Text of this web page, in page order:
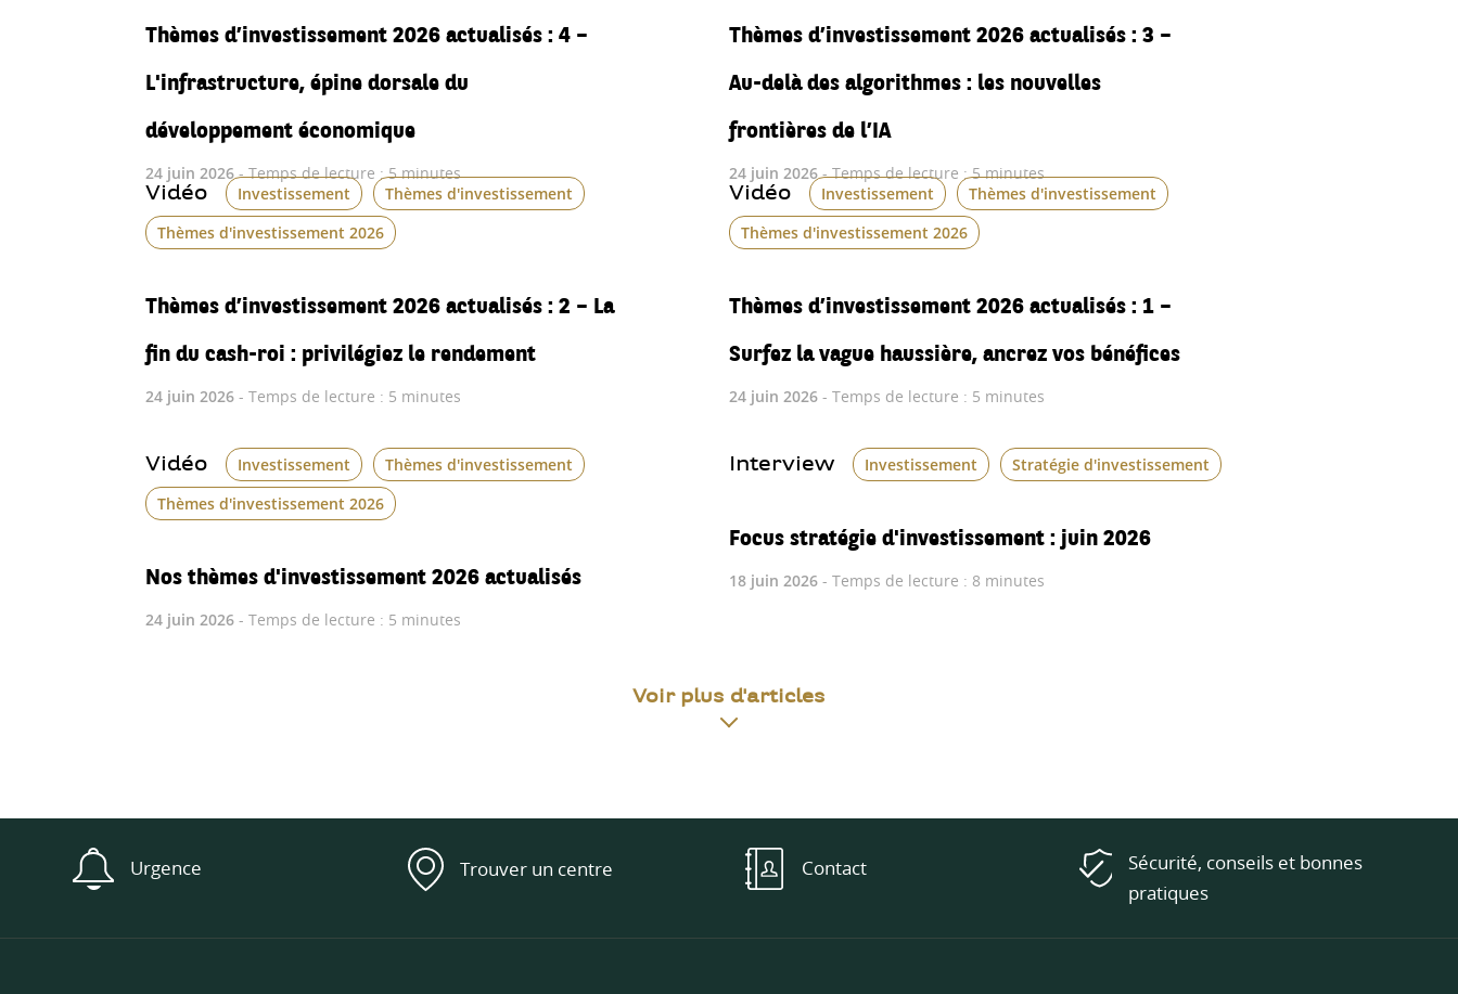
Thèmes d’investissement 2026 actualisés : 4 –
L'infrastructure, épine dorsale du
développement économique
24 juin 2026- Temps de lecture : 5 minutes
Thèmes d’investissement 2026 actualisés : 3 –
Au-delà des algorithmes : les nouvelles
frontières de l’IA
24 juin 2026- Temps de lecture : 5 minutes
Vidéo Investissement
Thèmes d'investissement
Thèmes d'investissement 2026
Thèmes d’investissement 2026 actualisés : 2 – La
fin du cash-roi : privilégiez le rendement
24 juin 2026 - Temps de lecture : 5 minutes
Vidéo Investissement
Thèmes d'investissement
Thèmes d'investissement 2026
Thèmes d’investissement 2026 actualisés : 1 –
Surfez la vague haussière, ancrez vos bénéfices
24 juin 2026 - Temps de lecture : 5 minutes
Vidéo Investissement
Thèmes d'investissement
Thèmes d'investissement 2026
Nos thèmes d'investissement 2026 actualisés
24 juin 2026 - Temps de lecture : 5 minutes
Interview Investissement Stratégie d'investissement
Focus stratégie d'investissement : juin 2026
18 juin 2026 - Temps de lecture : 8 minutes
Voir plus d'articles
Urgence Trouver un centre Contact
Sécurité, conseils et bonnes
pratiques